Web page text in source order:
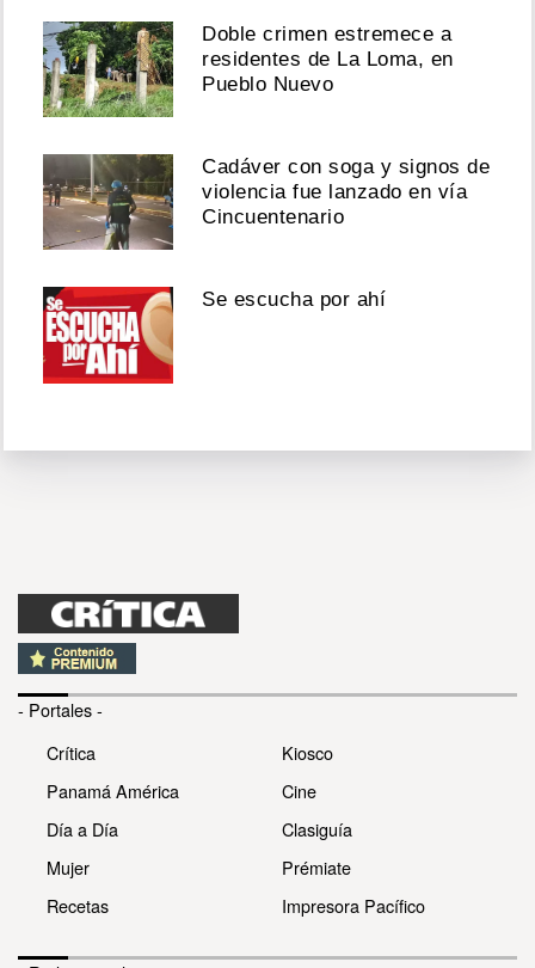
Doble crimen estremece a
residentes de La Loma, en
Pueblo Nuevo
Cadáver con soga y signos de
violencia fue lanzado en vía
Cincuentenario
Se escucha por ahí
- Portales -
Crítica
Panamá América
Día a Día
Mujer
Recetas
Kiosco
Cine
Clasiguía
Prémiate
Impresora Pacífico